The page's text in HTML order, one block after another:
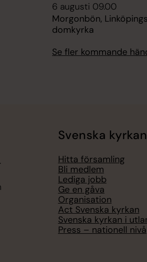
6 augusti 09.00
Morgonbön, Linköpings
domkyrka
Se fler kommande
Svenska kyrkan
Hitta församling
Bli medlem
Lediga jobb
Ge en gåva
Organisation
Act Svenska kyrkan
Svenska kyrkan i
Press – nationell nivå